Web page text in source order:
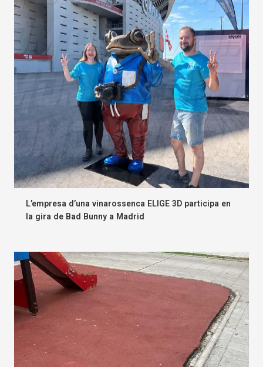
L’empresa d’una vinarossenca ELIGE 3D participa en
la gira de Bad Bunny a Madrid